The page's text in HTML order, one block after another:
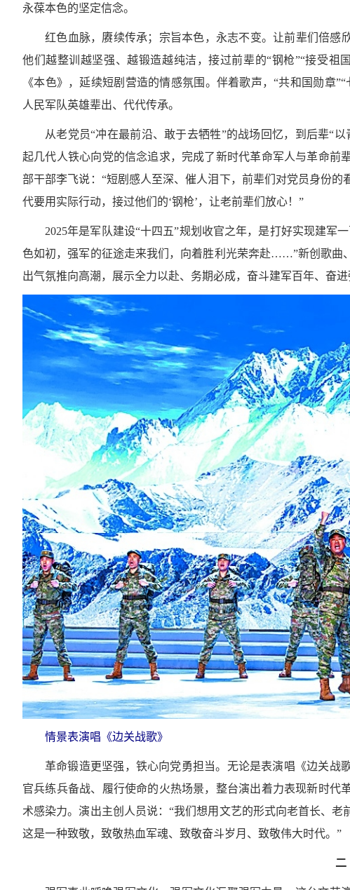
永葆本色的坚定信念。
红色血脉，赓续传承；宗旨本色，永志不变。让前辈们倍感
他们越整训越坚强、越锻造越纯洁，接过前辈的“钢枪”“接受
《本色》，延续短剧营造的情感氛围。伴着歌声，“共和国勋章
人民军队英雄辈出、代代传承。
从老党员“冲在最前沿、敢于去牺牲”的战场回忆，到后辈“
起几代人铁心向党的信念追求，完成了新时代革命军人与革命
部干部李飞说：“短剧感人至深、催人泪下，前辈们对党员身份
代要用实际行动，接过他们的‘钢枪’，让老前辈们放心！”
2025年是军队建设“十四五”规划收官之年，是打好实现建军
色如初，强军的征途走来我们，向着胜利光荣奔赴……”新创歌曲
出气氛推向高潮，展示全力以赴、务期必成，奋斗建军百年、奋进
情景表演唱《边关战歌》
革命锻造更坚强，铁心向党勇担当。无论是表演唱《边关战
官兵练兵备战、履行使命的火热场景，整台演出着力表现新时
术感染力。演出主创人员说：“我们想用文艺的形式向老首长、
这是一种致敬，致敬热血军魂、致敬奋斗岁月、致敬伟大时代。”
二